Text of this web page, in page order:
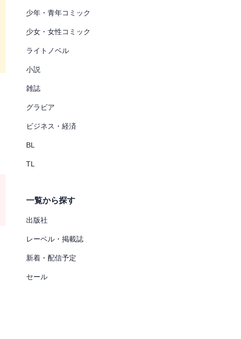
少年・青年コミック
少女・女性コミック
ライトノベル
小説
雑誌
グラビア
ビジネス・経済
BL
TL
一覧から探す
出版社
レーベル・掲載誌
新着・配信予定
セール